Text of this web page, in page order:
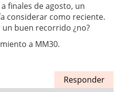
finales de agosto, un
considerar como reciente.
buen recorrido ¿no?
a MM30.
Responder